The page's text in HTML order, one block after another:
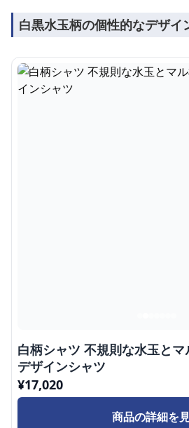
白黒水玉柄の個性的なデザイ
白柄シャツ 不規則な水玉と
デザインシャツ
¥17,020
商品の詳細を